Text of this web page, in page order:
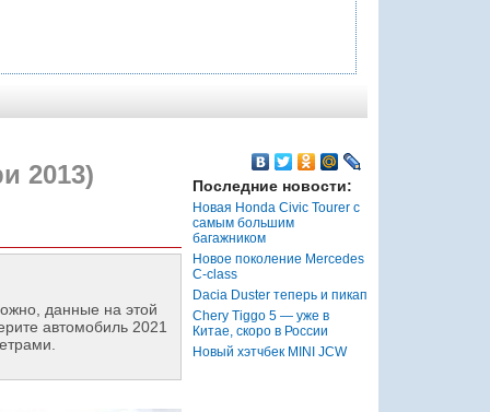
2013)
данные на этой
автомобиль 2021
Последние новости:
Новая Honda Civic Tourer с
самым большим
багажником
Новое поколение Mercedes
C-class
Dacia Duster теперь и пикап
Chery Tiggo 5 — уже в
Китае, скоро в России
Новый хэтчбек MINI JCW